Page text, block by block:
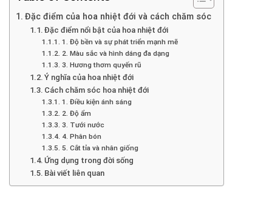
Đặc điểm của hoa nhiệt đới và cách chăm sóc
Đặc điểm nổi bật của hoa nhiệt đới
1. Độ bền và sự phát triển mạnh mẽ
2. Màu sắc và hình dáng đa dạng
3. Hương thơm quyến rũ
Ý nghĩa của hoa nhiệt đới
Cách chăm sóc hoa nhiệt đới
1. Điều kiện ánh sáng
2. Độ ẩm
3. Tưới nước
4. Phân bón
5. Cắt tỉa và nhân giống
Ứng dụng trong đời sống
Bài viết liên quan